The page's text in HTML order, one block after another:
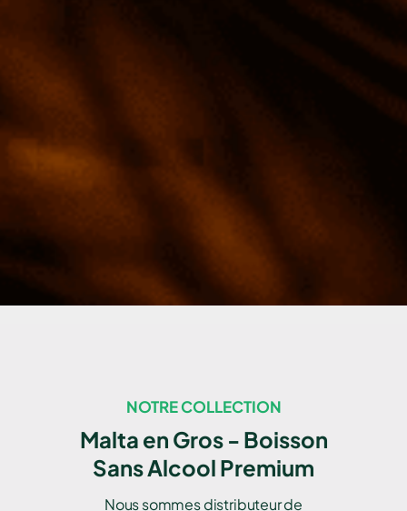
NOTRE COLLECTION
Malta en Gros - Boisson
Sans Alcool Premium
Nous sommes distributeur de